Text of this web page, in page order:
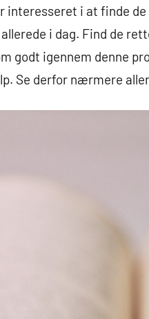
interesseret i at finde
i dag. Find de
godt igennem denne
Se derfor nærmere